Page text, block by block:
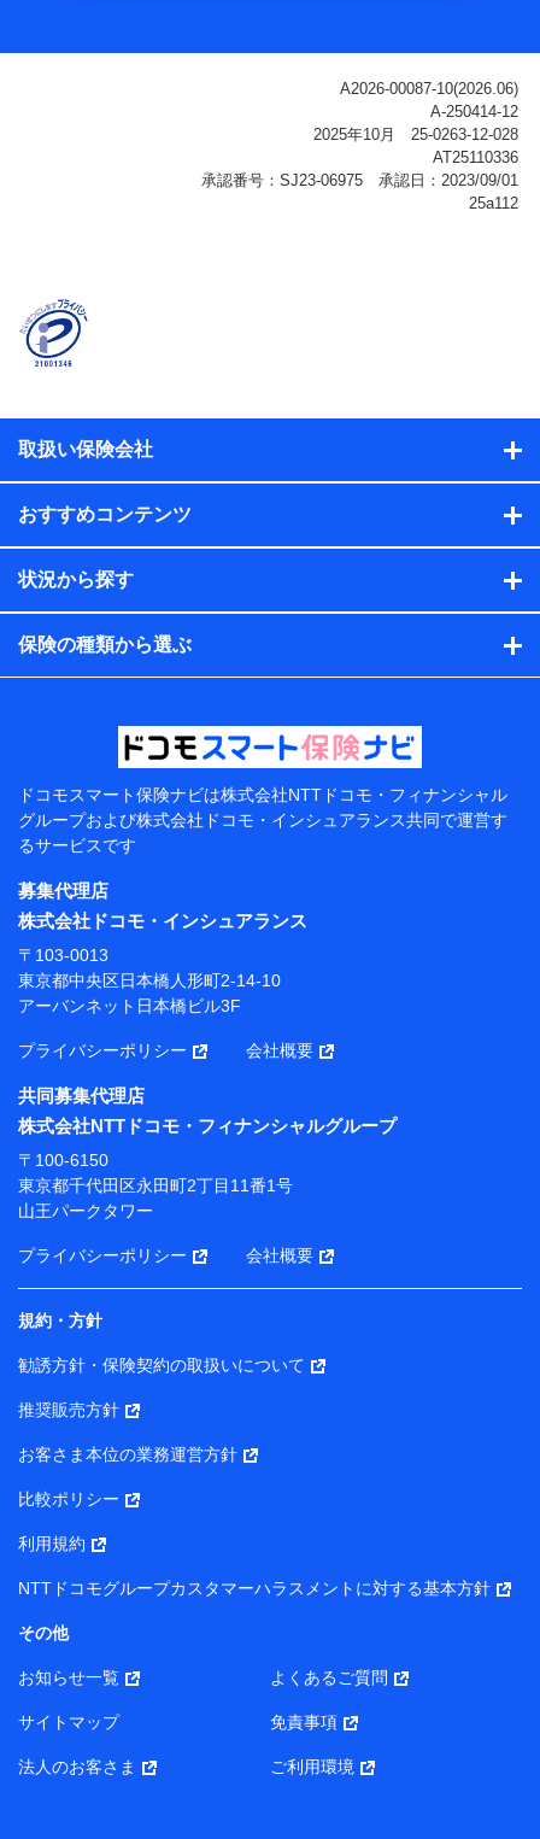
ご契約状態・ご利用履歴インターネット利用時の行動に
関する情報、アプリケーション利用時の行動に関する情
報、購入されたサービスや商品の名称・購入場所・決済
に関する情報、アンケートの回答に関する情報などが含
名、住所、生年月日、性別、保険契約者と被保険者の関
係、保険加入の目的、保険商品の内容、保険料、保険料
のお支払方法、車のメーカーや走行距離などの情報、建
ル内容や送信履歴の情報及び保険の更改案内等を提供し
保険契約情報
当社または株式会社NTTドコモ・フィナンシャルグルー
プが取得し、又は保有する保険契約に関する情報。例と
して、保険契約者及び被保険者の氏名、住所、生年月
日、性別、保険契約者と被保険者の関係、保険加入の目
的、保険商品の内容、保険料、保険料のお支払方法、車
のメーカーや走行距離などの情報、建物の構造や築年数
などの情報、ペットの種類や年齢などの情報などが含ま
提供当事者から受領当事者が個人データを取得する方法
電子的・電磁的方法等
【共同して利用する者の範囲】
当社
株式会社NTTドコモ・フィナンシャルグループ
【利用目的】
当社または株式会社NTTドコモ・フィナンシャルグルー
プが提供する保険関連サービスにおけるユーザー登録受
付および管理のため
当社または株式会社NTTドコモ・フィナンシャルグルー
携会社の保険その他に関する情報を提供するため、また
維持管理等の委託業務遂行のため、またそれらに付帯、
関連する当社または株式会社NTTドコモ・フィナンシャ
ルグループおよび提携会社のサービスを案内、提供する
ため
（各サービスで取得したサービス利用履歴、ウェブサイ
トの閲覧履歴、購買履歴、ご契約内容等のパーソナルデ
ータを分析して、お客さまの趣味・嗜好・傾向に応じた
サービス・商品等に関するご提案や広告の配信等を行う
ことがあります。）
各種セミナーの開催のため
コンサルティングサービスの実施のため
アンケートやキャンペーン等の実施のため
上記に係る案内・手続き・管理等付帯業務を行うため
所・代表者名】
り）
株式会社NTTドコモ・フィナンシャルグループ 代表取締役
社長 廣井 孝史
東京都中央区日本橋人形町2-14-10 アーバンネット日本橋
株式会社ドコモ・インシュアランス 代表取締役社長 吉
村 忠義
また当社は、オンライン面談による保険のご相談にあたっ
取扱い保険会社
おすすめコンテンツ
状況から探す
保険の種類から選ぶ
ドコモスマート保険ナビは株式会社NTTドコモ・フィナンシャル
グループおよび株式会社ドコモ・インシュアランス共同で運営す
るサービスです
募集代理店
株式会社ドコモ・インシュアランス
〒103-0013
東京都中央区日本橋人形町2-14-10
アーバンネット日本橋ビル3F
プライバシーポリシー 会社概要
共同募集代理店
株式会社NTTドコモ・フィナンシャルグループ
〒100-6150
東京都千代田区永田町2丁目11番1号
山王パークタワー
プライバシーポリシー 会社概要
規約・方針
勧誘方針・保険契約の取扱いについて
推奨販売方針
お客さま本位の業務運営方針
比較ポリシー
利用規約
NTTドコモグループカスタマーハラスメントに対する基本方針
その他
お知らせ一覧 よくあるご質問
サイトマップ 免責事項
法人のお客さま ご利用環境